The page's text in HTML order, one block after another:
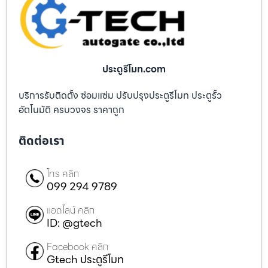
ประตูรีโมท.com
บริการรับติดตั้ง ซ่อมแซ่ม ปรับปรุงประตูรีโมท ประตูรั้ว
อัตโนมัติ ครบวงจร ราคาถูก
ติดต่อเรา
โทร คลิก
099 294 9789
แอดไลน์ คลิก
ID: @gtech
Facebook คลิก
Gtech ประตูรีโมท